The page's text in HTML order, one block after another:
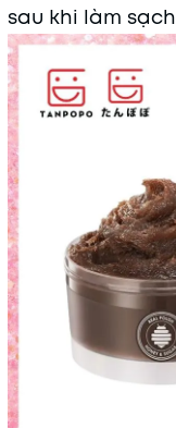
sau khi làm sạch